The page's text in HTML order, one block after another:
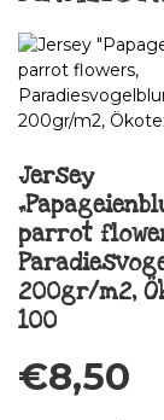
Jersey
parrot
200gr/m2,
100
€8,50